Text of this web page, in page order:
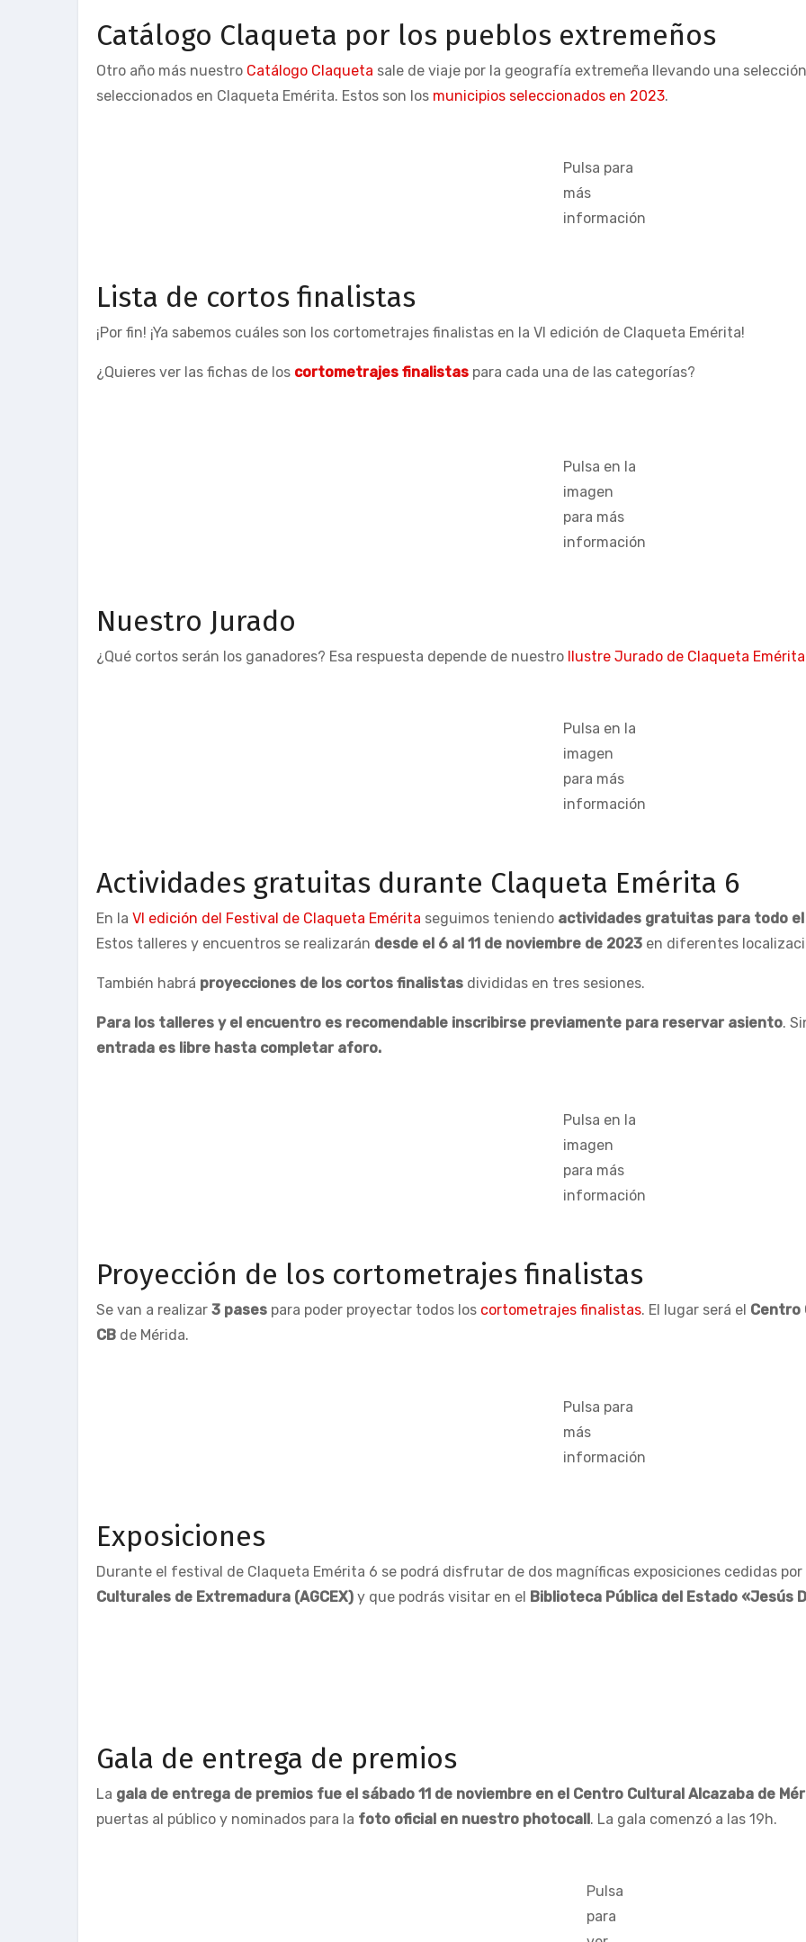
Catálogo Claqueta por los pueblos extremeños
Otro año más nuestro Catálogo Claqueta sale de viaje por la geografía extremeña llevando una
seleccionados en Claqueta Emérita. Estos son los municipios seleccionados en 2023.
Pulsa para
más
información
Lista de cortos finalistas
¡Por fin! ¡Ya sabemos cuáles son los cortometrajes finalistas en la VI edición de Claqueta Emérita!
¿Quieres ver las fichas de los cortometrajes finalistas para cada una de las categorías?
Pulsa en la
imagen
para más
información
Nuestro Jurado
¿Qué cortos serán los ganadores? Esa respuesta depende de nuestro Ilustre Jurado de Claqueta
Pulsa en la
imagen
para más
información
Actividades gratuitas durante Claqueta Emérita 6
En la VI edición del Festival de Claqueta Emérita seguimos teniendo actividades gratuitas para todo el
Estos talleres y encuentros se realizarán desde el 6 al 11 de noviembre de 2023 en diferentes
También habrá proyecciones de los cortos finalistas divididas en tres sesiones.
Para los talleres y el encuentro es recomendable inscribirse previamente para reservar asiento.
entrada es libre hasta completar aforo.
Pulsa en la
imagen
para más
información
Proyección de los cortometrajes finalistas
Se van a realizar 3 pases para poder proyectar todos los cortometrajes finalistas. El lugar será el Centro
CB de Mérida.
Pulsa para
más
información
Exposiciones
Durante el festival de Claqueta Emérita 6 se podrá disfrutar de dos magníficas exposiciones cedidas por
Culturales de Extremadura (AGCEX) y que podrás visitar en el Biblioteca Pública del Estado «Jesús
Gala de entrega de premios
La gala de entrega de premios fue el sábado 11 de noviembre en el Centro Cultural Alcazaba de
puertas al público y nominados para la foto oficial en nuestro photocall. La gala comenzó a las 19h.
Pulsa
para